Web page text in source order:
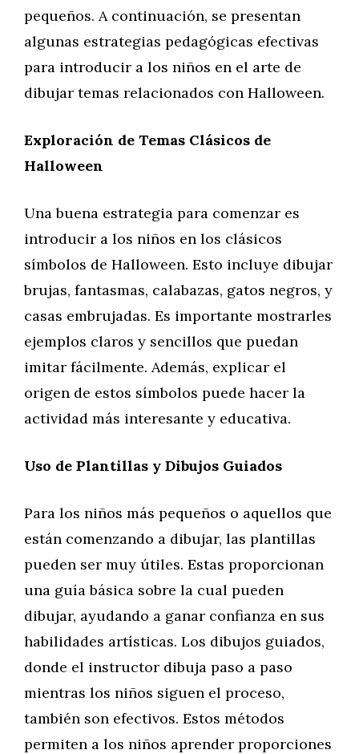
pequeños. A continuación, se presentan
algunas estrategias pedagógicas efectivas
para introducir a los niños en el arte de
dibujar temas relacionados con Halloween.
Exploración de Temas Clásicos de
Halloween
Una buena estrategia para comenzar es
introducir a los niños en los clásicos
símbolos de Halloween. Esto incluye dibujar
brujas, fantasmas, calabazas, gatos negros, y
casas embrujadas. Es importante mostrarles
ejemplos claros y sencillos que puedan
imitar fácilmente. Además, explicar el
origen de estos símbolos puede hacer la
actividad más interesante y educativa.
Uso de Plantillas y Dibujos Guiados
Para los niños más pequeños o aquellos que
están comenzando a dibujar, las plantillas
pueden ser muy útiles. Estas proporcionan
una guía básica sobre la cual pueden
dibujar, ayudando a ganar confianza en sus
habilidades artísticas. Los dibujos guiados,
donde el instructor dibuja paso a paso
mientras los niños siguen el proceso,
también son efectivos. Estos métodos
permiten a los niños aprender proporciones